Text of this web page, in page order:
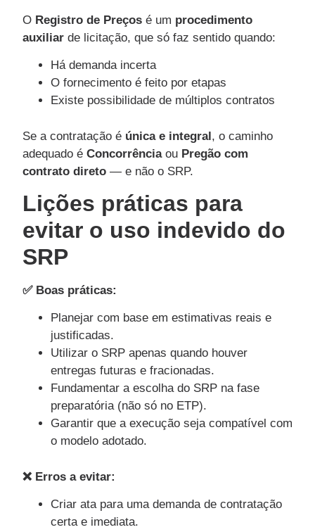
O Registro de Preços é um procedimento
auxiliar de licitação, que só faz sentido quando:
Há demanda incerta
O fornecimento é feito por etapas
Existe possibilidade de múltiplos contratos
Se a contratação é única e integral, o caminho
adequado é Concorrênciaou Pregão com
contrato direto — e não o SRP.
Lições práticas para
evitar o uso indevido do
SRP
✅ Boas práticas:
Planejar com base em estimativas reais e
justificadas.
Utilizar o SRP apenas quando houver
entregas futuras e fracionadas.
Fundamentar a escolha do SRP na fase
preparatória (não só no ETP).
Garantir que a execução seja compatível com
o modelo adotado.
❌ Erros a evitar:
Criar ata para uma demanda de contratação
certa e imediata.